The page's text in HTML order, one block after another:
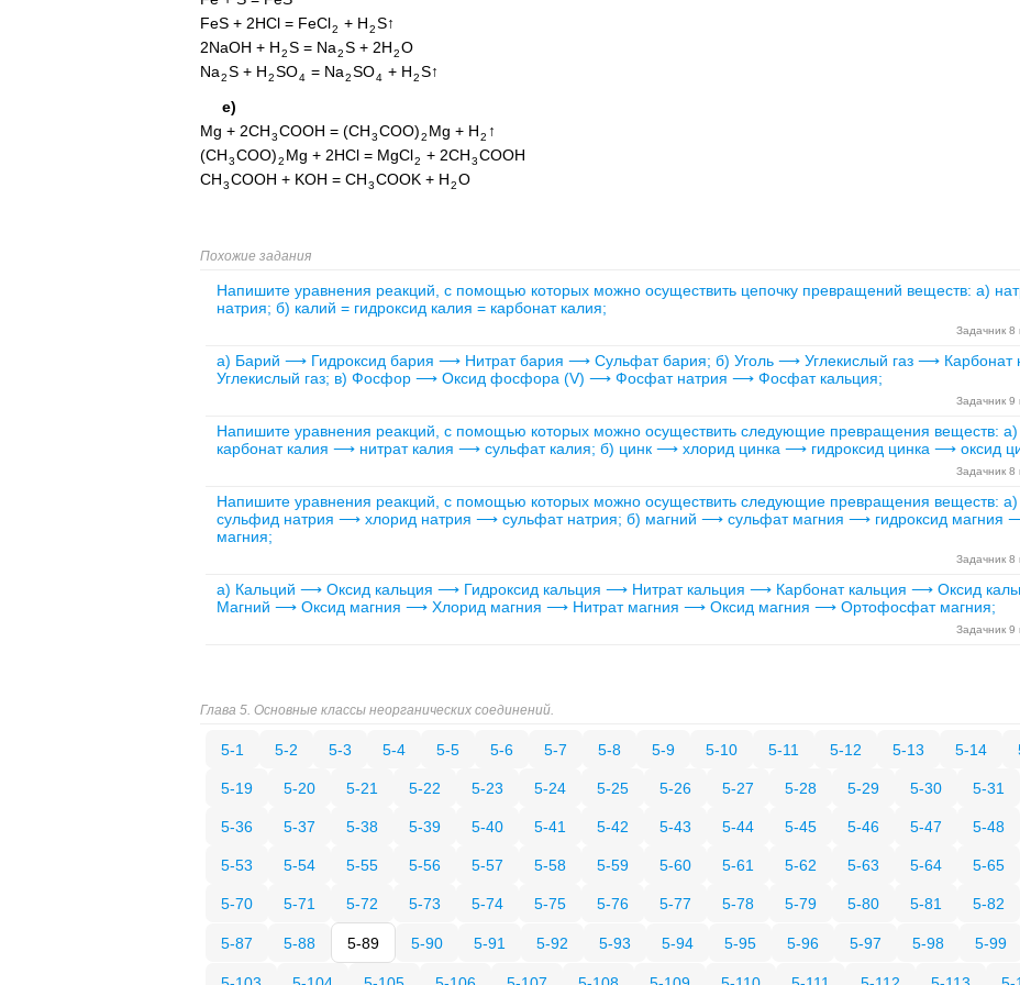
FeS + 2HCl = FeCl2 + H2S↑
2NaOH + H2S = Na2S + 2H2O
Na2S + H2SO4 = Na2SO4 + H2S↑
е)
Mg + 2CH3COOH = (CH3COO)2 Mg + H2 ↑
(CH3COO)2 Mg + 2HCl = MgCl2 + 2CH3COOH
CH3COOH + KOH = CH3COOK + H2O
Похожие задания
Напишите уравнения реакций, с помощью которых можно осуществить цепочку превращений веществ: а)
натрия; б) калий = гидроксид калия = карбонат калия;
Задачник 8
а) Барий ⟶ Гидроксид бария ⟶ Нитрат бария ⟶ Сульфат бария; б) Уголь ⟶ Углекислый газ ⟶
Углекислый газ; в) Фосфор ⟶ Оксид фосфора (V) ⟶ Фосфат натрия ⟶ Фосфат кальция;
Задачник 9
Напишите уравнения реакций, с помощью которых можно осуществить следующие превращения веществ:
карбонат калия ⟶ нитрат калия ⟶ сульфат калия; б) цинк ⟶ хлорид цинка ⟶ гидроксид цинка ⟶ оксид
Задачник 8
Напишите уравнения реакций, с помощью которых можно осуществить следующие превращения веществ:
сульфид натрия ⟶ хлорид натрия ⟶ сульфат натрия; б) магний ⟶ сульфат магния ⟶ гидроксид магния
магния;
Задачник 8
а) Кальций ⟶ Оксид кальция ⟶ Гидроксид кальция ⟶ Нитрат кальция ⟶ Карбонат кальция ⟶ Оксид
Магний ⟶ Оксид магния ⟶ Хлорид магния ⟶ Нитрат магния ⟶ Оксид магния ⟶ Ортофосфат магния;
Задачник 9
Глава 5. Основные классы неорганических соединений.
5-1 5-2 5-3 5-4 5-5 5-6 5-7 5-8 5-9 5-10 5-11 5-12 5-13 5-14
5-19 5-20 5-21 5-22 5-23 5-24 5-25 5-26 5-27 5-28 5-29 5-30 5-31
5-36 5-37 5-38 5-39 5-40 5-41 5-42 5-43 5-44 5-45 5-46 5-47 5-48
5-53 5-54 5-55 5-56 5-57 5-58 5-59 5-60 5-61 5-62 5-63 5-64 5-65
5-70 5-71 5-72 5-73 5-74 5-75 5-76 5-77 5-78 5-79 5-80 5-81 5-82
5-87 5-88 5-89 5-90 5-91 5-92 5-93 5-94 5-95 5-96 5-97 5-98 5-99